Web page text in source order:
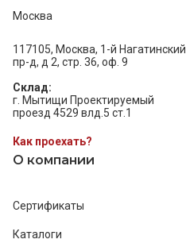
Москва
117105, Москва, 1-й Нагатинский
пр-д, д 2, стр. 36, оф. 9
Склад:
г. Мытищи Проектируемый
проезд 4529 влд.5 ст.1
Как проехать?
О компании
Сертификаты
Каталоги